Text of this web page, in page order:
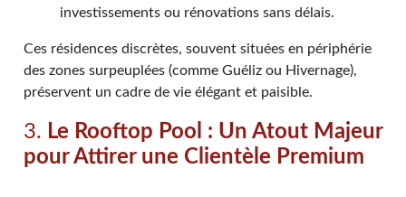
investissements ou rénovations sans délais.
Ces résidences discrètes, souvent situées en périphérie
des zones surpeuplées (comme Guéliz ou Hivernage),
préservent un cadre de vie élégant et paisible.
3. Le Rooftop Pool : Un Atout Majeur
pour Attirer une Clientèle Premium